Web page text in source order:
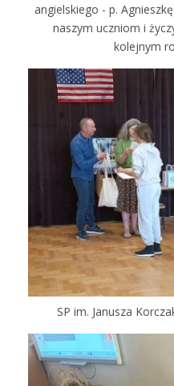
angielskiego - p.
naszym uczniom i
kolejnym
SP im. Janusza